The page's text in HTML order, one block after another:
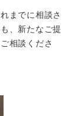
までに相談さ
、新たなご提
相談くださ